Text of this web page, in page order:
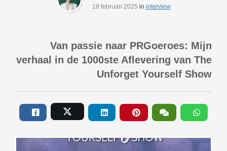
18 februari 2025 in interview
Van passie naar PRGoeroes: Mijn
verhaal in de 1000ste Aflevering van The
Unforget Yourself Show
zijn
om
gebruikt